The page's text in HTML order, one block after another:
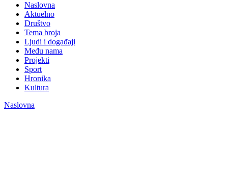
Naslovna
Aktuelno
Društvo
Tema broja
Ljudi i događaji
Među nama
Projekti
Sport
Hronika
Kultura
Naslovna